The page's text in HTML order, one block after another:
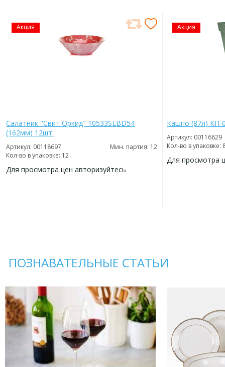
Акция
Салатник "Свит Оркид" 10533SLBD54
(162мм) 12шт.
Артикул: 00118697
Мин. партия: 12
Кол-во в упаковке: 12
Для просмотра цен авторизуйтесь
Акция
Кашпо (87л) КП-
Артикул: 00116629
Кол-во в упаковке:
Для просмотра
ПОЗНАВАТЕЛЬНЫЕ СТАТЬИ